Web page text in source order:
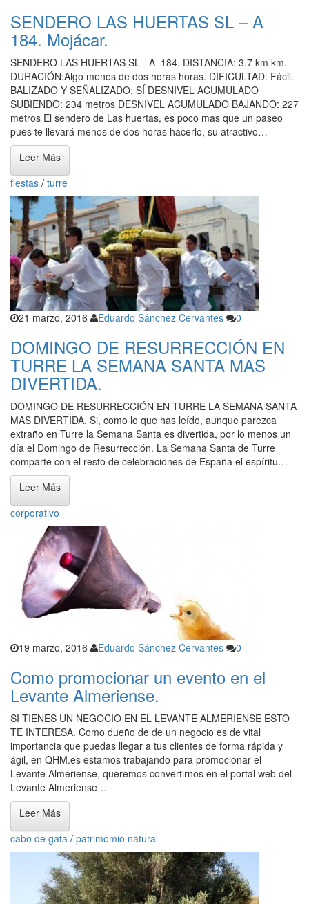
SENDERO LAS HUERTAS SL – A
184. Mojácar.
SENDERO LAS HUERTAS SL - A 184. DISTANCIA: 3.7 km km.
DURACIÓN:Algo menos de dos horas horas. DIFICULTAD: Fácil.
BALIZADO Y SEÑALIZADO: SÍ DESNIVEL ACUMULADO
SUBIENDO: 234 metros DESNIVEL ACUMULADO BAJANDO: 227
metros El sendero de Las huertas, es poco mas que un paseo
pues te llevará menos de dos horas hacerlo, su atractivo…
Leer Más
fiestas / turre
21 marzo, 2016 Eduardo Sánchez Cervantes 0
DOMINGO DE RESURRECCIÓN EN
TURRE LA SEMANA SANTA MAS
DIVERTIDA.
DOMINGO DE RESURRECCIÓN EN TURRE LA SEMANA SANTA
MAS DIVERTIDA. Si, como lo que has leído, aunque parezca
extraño en Turre la Semana Santa es divertida, por lo menos un
día el Domingo de Resurrección. La Semana Santa de Turre
comparte con el resto de celebraciones de España el espíritu…
Leer Más
corporativo
19 marzo, 2016 Eduardo Sánchez Cervantes 0
Como promocionar un evento en el
Levante Almeriense.
SI TIENES UN NEGOCIO EN EL LEVANTE ALMERIENSE ESTO
TE INTERESA. Como dueño de de un negocio es de vital
importancia que puedas llegar a tus clientes de forma rápida y
ágil, en QHM.es estamos trabajando para promocionar el
Levante Almeriense, queremos convertirnos en el portal web del
Levante Almeriense…
Leer Más
cabo de gata / patrimomio natural